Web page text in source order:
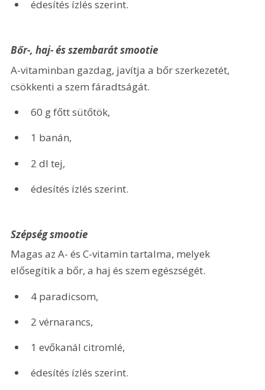
édesítés ízlés szerint.
Bőr-, haj- és szembarát smootie
A-vitaminban gazdag, javítja a bőr szerkezetét,
csökkenti a szem fáradtságát.
60 g főtt sütőtök,
1 banán,
2 dl tej,
édesítés ízlés szerint.
Szépség smootie
Magas az A- és C-vitamin tartalma, melyek
elősegítik a bőr, a haj és szem egészségét.
4 paradicsom,
2 vérnarancs,
1 evőkanál citromlé,
édesítés ízlés szerint.